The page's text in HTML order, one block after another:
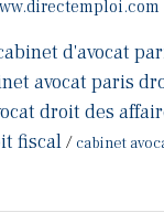
d'avocat
avocat paris
droit des
fiscal/ cabinet